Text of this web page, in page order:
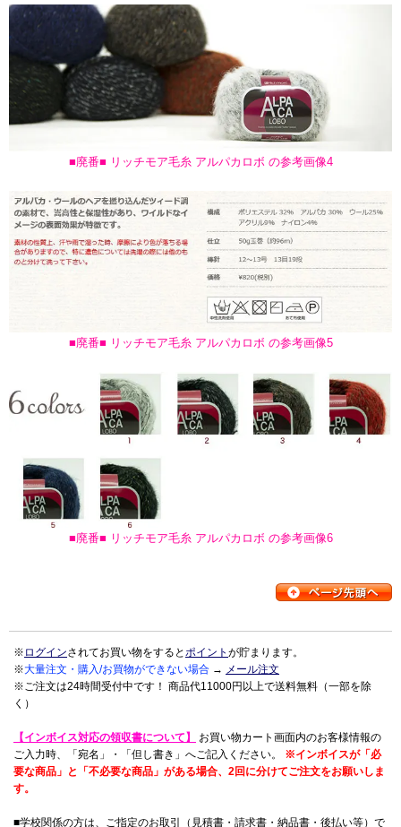
■廃番■ リッチモア毛糸 アルパカロボ の参考画像4
■廃番■ リッチモア毛糸 アルパカロボ の参考画像5
■廃番■ リッチモア毛糸 アルパカロボ の参考画像6
※ ログインされてお買い物をすると ポイント が貯まります。
※大量注文・購入/お買物ができない場合 → メール注文
※ご注文は24時間受付中です！ 商品代11000円以上で送料無料（一部を除
く）
【インボイス対応の領収書について】
お買い物カート画面内のお客様情報の
ご入力時、「宛名」・「但し書き」へご記入ください。 ※インボイスが「必
要な商品」と「不必要な商品」がある場合、2回に分けてご注文をお願いしま
す。
■学校関係の方は、ご指定のお取引（見積書・請求書・納品書・後払い等）で